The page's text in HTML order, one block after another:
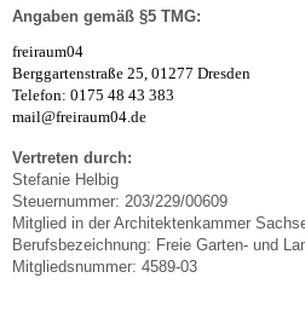
Angaben gemäß §5 TMG:
freiraum04
Berggartenstraße 25, 01277 Dresden
Telefon: 0175 48 43 383
mail@freiraum04.de
Vertreten durch:
Stefanie Helbig
Steuernummer: 203/229/00609
Mitglied in der Architektenkammer
Berufsbezeichnung: Freie Garten- und
Mitgliedsnummer: 4589-03